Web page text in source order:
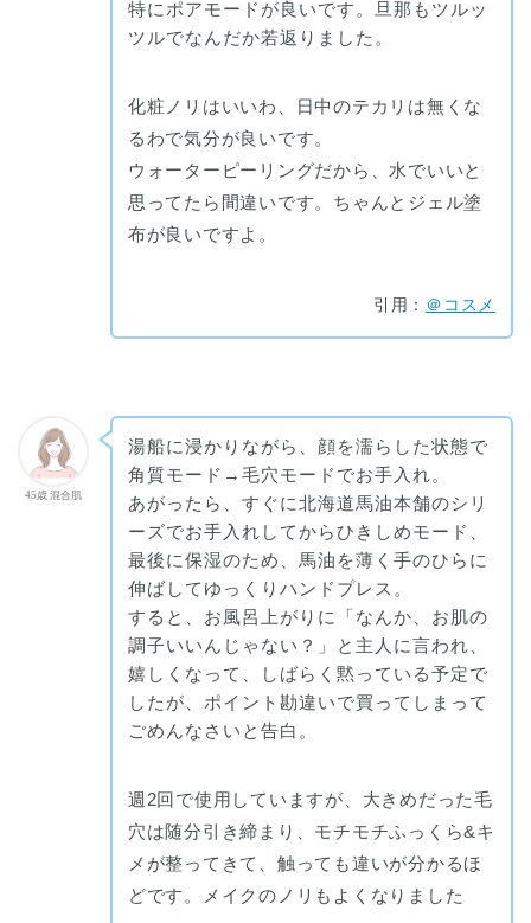
特にポアモードが良いです。旦那もツルッ
ツルでなんだか若返りました。
化粧ノリはいいわ、日中のテカリは無くな
るわで気分が良いです。
ウォーターピーリングだから、水でいいと
思ってたら間違いです。ちゃんとジェル塗
布が良いですよ。
引用： ＠コスメ
45歳 混合肌
湯船に浸かりながら、顔を濡らした状態で
角質モード→毛穴モードでお手入れ。
あがったら、すぐに北海道馬油本舗のシリ
ーズでお手入れしてからひきしめモード、
最後に保湿のため、馬油を薄く手のひらに
伸ばしてゆっくりハンドプレス。
すると、お風呂上がりに「なんか、お肌の
調子いいんじゃない？」と主人に言われ、
嬉しくなって、しばらく黙っている予定で
したが、ポイント勘違いで買ってしまって
ごめんなさいと告白。
週2回で使用していますが、大きめだった毛
穴は随分引き締まり、モチモチふっくら&キ
メが整ってきて、触っても違いが分かるほ
どです。メイクのノリもよくなりました